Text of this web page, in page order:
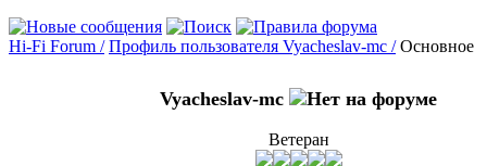
Hi-Fi Forum / Профиль пользователя Vyacheslav-mc / Основное
Vyacheslav-mc
Ветеран